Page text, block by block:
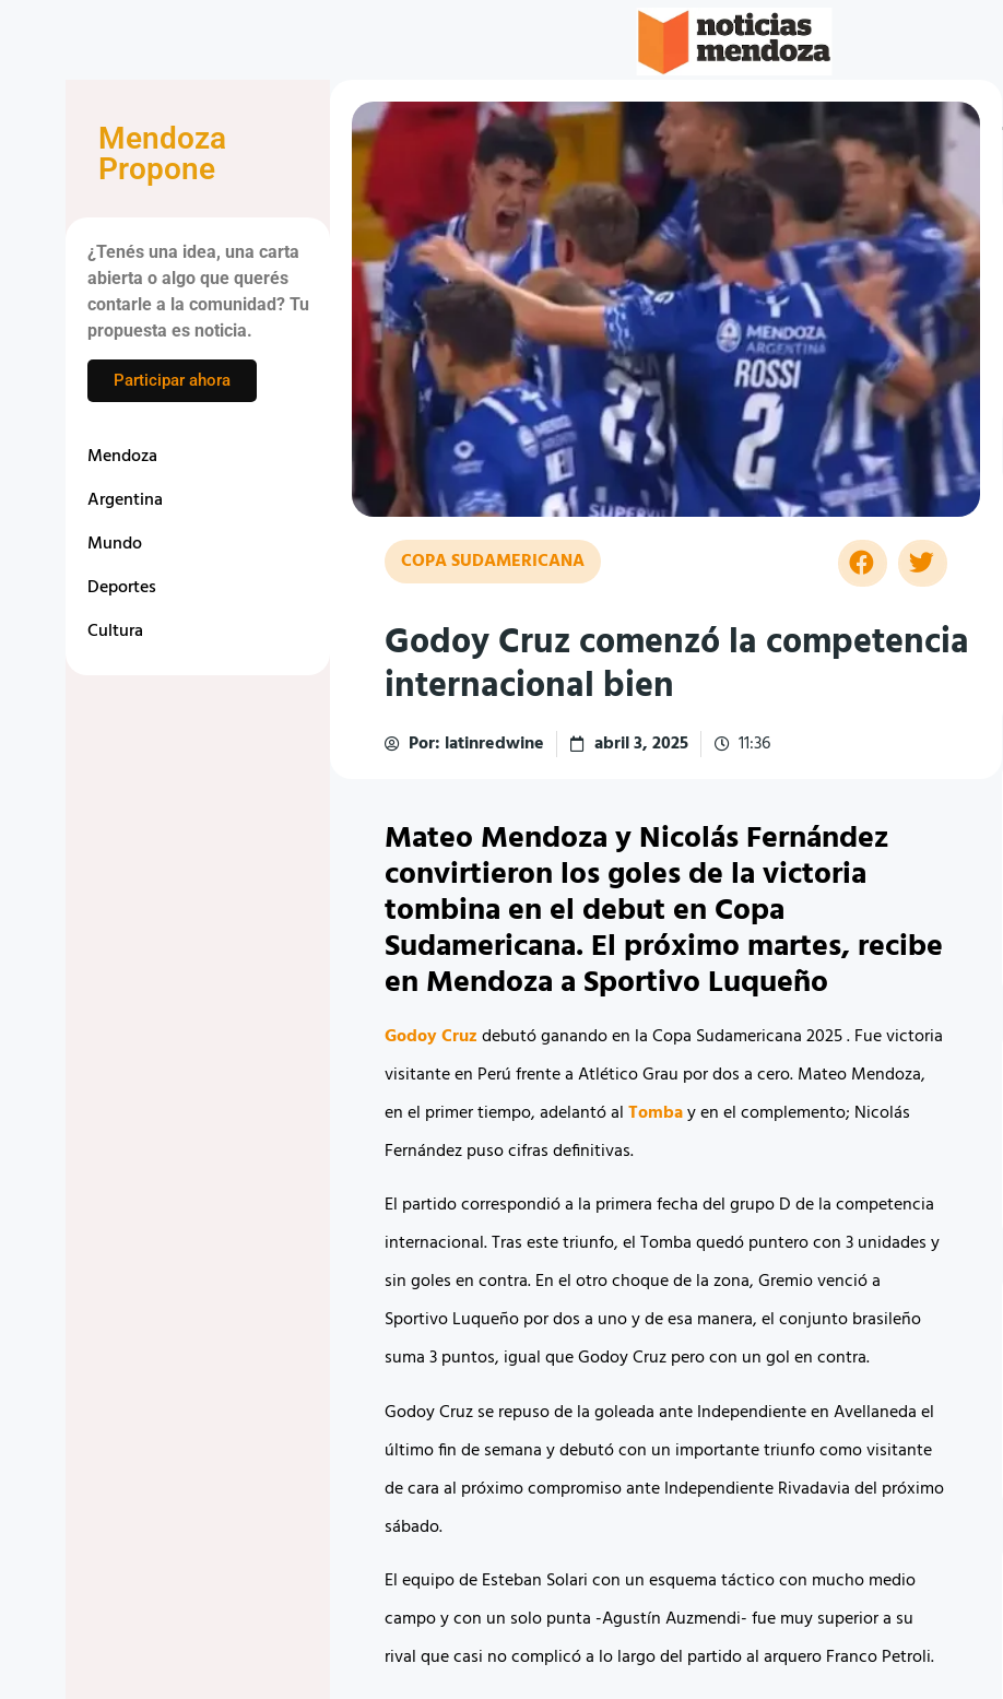
Mendoza
Propone
¿Tenés una idea, una carta
abierta o algo que querés
contarle a la comunidad? Tu
propuesta es noticia.
Participar ahora
Mendoza
Argentina
Mundo
Deportes
Cultura
COPA SUDAMERICANA
Godoy Cruz comenzó la competencia
internacional bien
Por: latinredwine abril 3, 2025 11:36
Mateo Mendoza y Nicolás Fernández
convirtieron los goles de la victoria
tombina en el debut en Copa
Sudamericana. El próximo martes, recibe
en Mendoza a Sportivo Luqueño
Godoy Cruzdebutó ganando en la Copa Sudamericana 2025 . Fue victoria
visitante en Perú frente a Atlético Grau por dos a cero. Mateo Mendoza,
en el primer tiempo, adelantó alTombay en el complemento; Nicolás
Fernández puso cifras definitivas.
El partido correspondió a la primera fecha del grupo D de la competencia
internacional. Tras este triunfo, el Tomba quedó puntero con 3 unidades y
sin goles en contra. En el otro choque de la zona, Gremio venció a
Sportivo Luqueño por dos a uno y de esa manera, el conjunto brasileño
suma 3 puntos, igual que Godoy Cruz pero con un gol en contra.
Godoy Cruz se repuso de la goleada ante Independiente en Avellaneda el
último fin de semana y debutó con un importante triunfo como visitante
de cara al próximo compromiso ante Independiente Rivadavia del próximo
sábado.
El equipo de Esteban Solari con un esquema táctico con mucho medio
campo y con un solo punta -Agustín Auzmendi- fue muy superior a su
rival que casi no complicó a lo largo del partido al arquero Franco Petroli.